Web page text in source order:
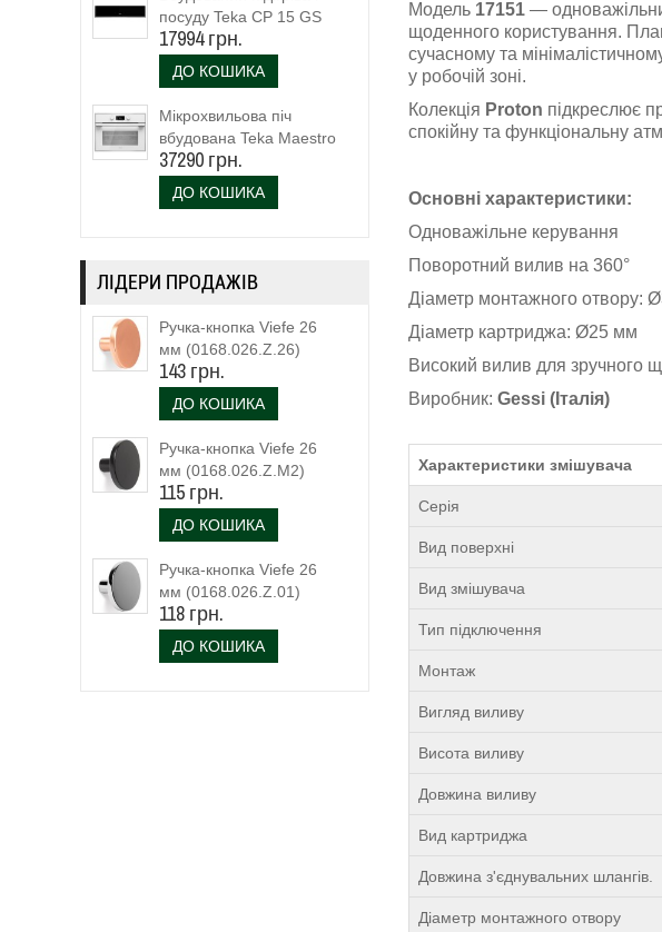
посуду Teka CP 15 GS
(40589920)
17994 грн.
ДО КОШИКА
Мікрохвильова піч
вбудована Teka Maestro
MLC 844 (111160023)
біле скло
37290 грн.
ДО КОШИКА
ЛІДЕРИ ПРОДАЖІВ
Ручка-кнопка Viefe 26
мм (0168.026.Z.26)
143 грн.
ДО КОШИКА
Ручка-кнопка Viefe 26
мм (0168.026.Z.M2)
чорний матовий
115 грн.
ДО КОШИКА
Ручка-кнопка Viefe 26
мм (0168.026.Z.01)
118 грн.
ДО КОШИКА
Модель 17151 —
щоденного користування.
сучасному та
у робочій зоні.
Колекція Proton підкреслює
спокійну та функціональну
Основні характеристики:
Одноважільне керування
Поворотний вилив на 360°
Діаметр монтажного отвору:
Діаметр картриджа: Ø25 мм
Високий вилив для зручного
Виробник:Gessi (Італія)
Характеристики змішувача
Серія
Вид поверхні
Вид змішувача
Тип підключення
Монтаж
Вигляд виливу
Висота виливу
Довжина виливу
Вид картриджа
Довжина з'єднувальних шлангів.
Діаметр монтажного отвору